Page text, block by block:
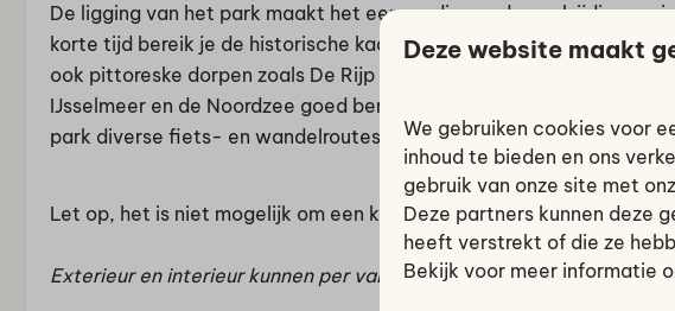
De ligging van het park maakt het eenvoudig om de veelzijdige
korte tijd bereik je de historische kaasstad Alkmaar met zijn
ook pittoreske dorpen zoals De Rijp liggen om de hoek. Voor
IJsselmeer en de Noordzee goed bereikbaar voor een dag vol
park diverse fiets- en wandelroutes door het uitgestrekte
Let op, het is niet mogelijk om een kinderbedje/campingbedje in
Exterieur en interieur kunnen per vakantieverblijf verschillen
Deze website maakt
We gebruiken cookies voor
inhoud te bieden en ons
gebruik van onze site met
Deze partners kunnen deze
heeft verstrekt of die ze
Bekijk voor meer informatie